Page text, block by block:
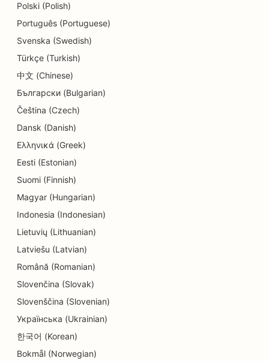
SEO pre obchody s detailmi
SEO pre obchody s donutmi
SEO pre reštaurácie
SEO pre služby vzdelávania a starostlivosti o deti
SEO pre elektrikárov
SEO pre predajne elektroniky
SEO pre endodontistov
SEO pre strojárske firmy
SEO pre zábavu a rekreáciu
SEO pre únikové miestnosti
SEO pre služby faceliftu
SEO pre reštaurácie Farm-to-Table
SEO pre rodinné reštaurácie
Polski (Polish)
Português (Portuguese)
Svenska (Swedish)
Türkçe (Turkish)
中文 (Chinese)
Български (Bulgarian)
Čeština (Czech)
Dansk (Danish)
Ελληνικά (Greek)
Eesti (Estonian)
Suomi (Finnish)
Magyar (Hungarian)
Indonesia (Indonesian)
Lietuvių (Lithuanian)
Latviešu (Latvian)
Română (Romanian)
Slovenčina (Slovak)
Slovenščina (Slovenian)
Українська (Ukrainian)
한국어 (Korean)
Bokmål (Norwegian)